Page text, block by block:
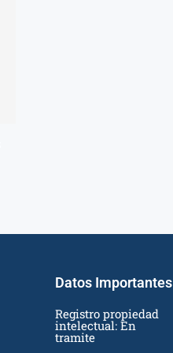
Datos Importantes
Registro propiedad
intelectual: En
tramite